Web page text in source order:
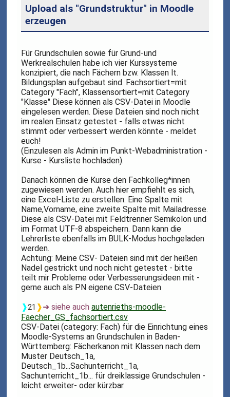
Upload als "Grundstruktur" in Moodle
erzeugen
Für Grundschulen sowie für Grund-und
Werkrealschulen habe ich vier Kurssysteme
konzipiert, die nach Fächern bzw. Klassen lt.
Bildungsplan aufgebaut sind. Fachsortiert=mit
Category "Fach", Klassensortiert=mit Category
"Klasse" Diese können als CSV-Datei in Moodle
eingelesen werden. Diese Dateien sind noch nicht
im realen Einsatz getestet - falls etwas nicht
stimmt oder verbessert werden könnte - meldet
euch!
(Einzulesen als Admin im Punkt-Webadministration -
Kurse - Kursliste hochladen).
Danach können die Kurse den Fachkolleg*innen
zugewiesen werden. Auch hier empfiehlt es sich,
eine Excel-Liste zu erstellen: Eine Spalte mit
Name,Vorname, eine zweite Spalte mit Mailadresse.
Diese als CSV-Datei mit Feldtrenner Semikolon und
im Format UTF-8 abspeichern. Dann kann die
Lehrerliste ebenfalls im BULK-Modus hochgeladen
werden.
Achtung: Meine CSV- Dateien sind mit der heißen
Nadel gestrickt und noch nicht getestet - bitte
teilt mir Probleme oder Verbesserungsideen mit -
gerne auch als PN eigene CSV-Dateien
❱21 ❱➜ siehe auchautenrieths-moodle-
Faecher_GS_fachsortiert.csv
CSV-Datei (category: Fach) für die Einrichtung eines
Moodle-Systems an Grundschulen in Baden-
Württemberg: Fächerkanon mit Klassen nach dem
Muster Deutsch_1a,
Deutsch_1b...Sachunterricht_1a,
Sachunterricht_1b... für dreiklassige Grundschulen -
leicht erweiter- oder kürzbar.